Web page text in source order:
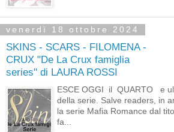
venerdì 18 ottobre 2024
SKINS - SCARS - FILOMENA -
CRUX "De La Crux famiglia
series" di LAURA ROSSI
ESCE OGGI il QUARTO e
della serie. Salve readers, in
la serie Mafia Romance dal
fa...